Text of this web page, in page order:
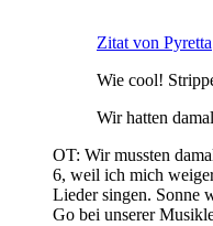
Zitat von Pyretta
Wie cool!
Wir hatten
OT: Wir mussten
6, weil ich mich
Lieder singen. Sonne
Go bei unserer